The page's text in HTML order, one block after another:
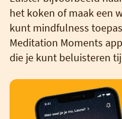
het koken of maak een
kunt mindfulness
Meditation Moments
die je kunt beluisteren